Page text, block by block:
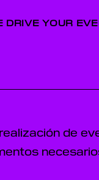
DRIVE YOUR
de